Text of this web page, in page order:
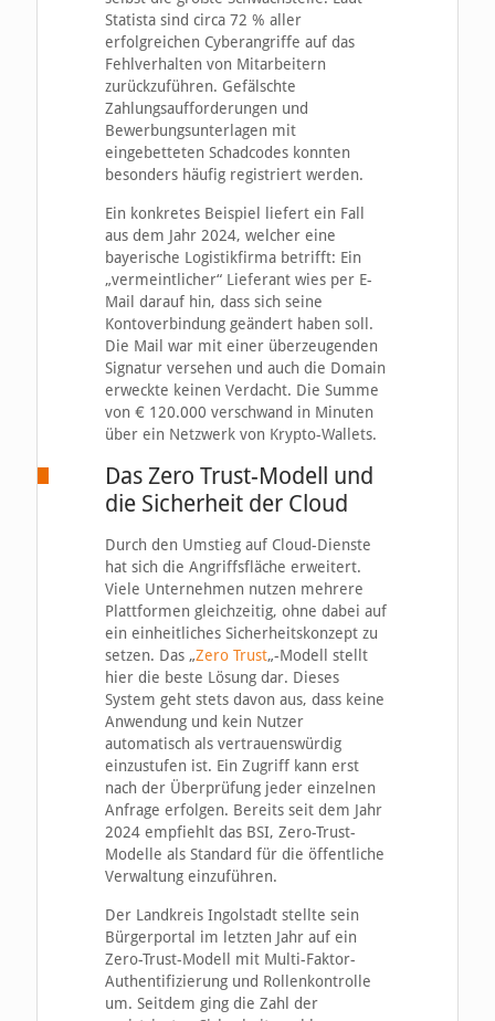
Statista sind circa 72 % aller
erfolgreichen Cyberangriffe auf das
Fehlverhalten von Mitarbeitern
zurückzuführen. Gefälschte
Zahlungsaufforderungen und
Bewerbungsunterlagen mit
eingebetteten Schadcodes konnten
besonders häufig registriert werden.
Ein konkretes Beispiel liefert ein Fall
aus dem Jahr 2024, welcher eine
bayerische Logistikfirma betrifft: Ein
„vermeintlicher“ Lieferant wies per E-
Mail darauf hin, dass sich seine
Kontoverbindung geändert haben soll.
Die Mail war mit einer überzeugenden
Signatur versehen und auch die Domain
erweckte keinen Verdacht. Die Summe
von € 120.000 verschwand in Minuten
über ein Netzwerk von Krypto-Wallets.
Das Zero Trust-Modell und
die Sicherheit der Cloud
Durch den Umstieg auf Cloud-Dienste
hat sich die Angriffsfläche erweitert.
Viele Unternehmen nutzen mehrere
Plattformen gleichzeitig, ohne dabei auf
ein einheitliches Sicherheitskonzept zu
setzen. Das „Zero Trust„-Modell stellt
hier die beste Lösung dar. Dieses
System geht stets davon aus, dass keine
Anwendung und kein Nutzer
automatisch als vertrauenswürdig
einzustufen ist. Ein Zugriff kann erst
nach der Überprüfung jeder einzelnen
Anfrage erfolgen. Bereits seit dem Jahr
2024 empfiehlt das BSI, Zero-Trust-
Modelle als Standard für die öffentliche
Verwaltung einzuführen.
Der Landkreis Ingolstadt stellte sein
Bürgerportal im letzten Jahr auf ein
Zero-Trust-Modell mit Multi-Faktor-
Authentifizierung und Rollenkontrolle
um. Seitdem ging die Zahl der